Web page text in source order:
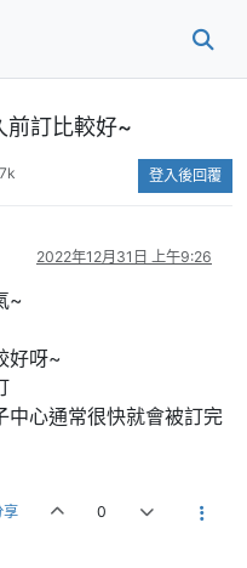
前訂比較好~
登入後回覆
2022年12月31日 上午9:26
~
好呀~
中心通常很快就會被訂完
享 0